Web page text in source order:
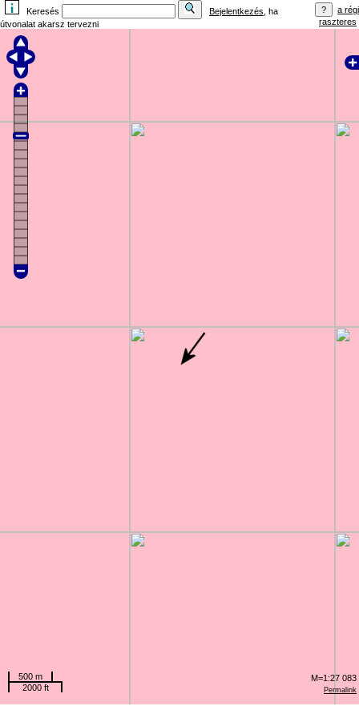
Keresés Bejelentkezés , ha
útvonalat akarsz tervezni
a régi
raszteres
Permalink
500 m
2000 ft
M=1:27 083